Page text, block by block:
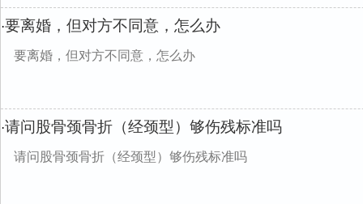
·要离婚，但对方不同意，怎么办
要离婚，但对方不同意，怎么办
·请问股骨颈骨折（经颈型）够伤残标准吗
请问股骨颈骨折（经颈型）够伤残标准吗